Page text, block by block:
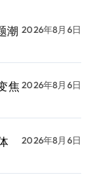
潮 2026年8月6日
焦 2026年8月6日
2026年8月6日